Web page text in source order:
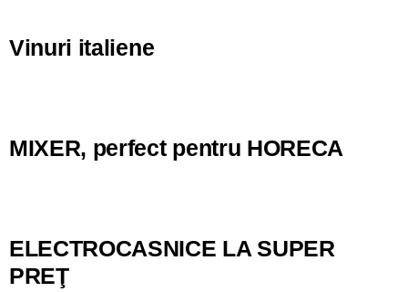
Vinuri italiene
MIXER, perfect pentru HORECA
ELECTROCASNICE LA SUPER
PREŢ